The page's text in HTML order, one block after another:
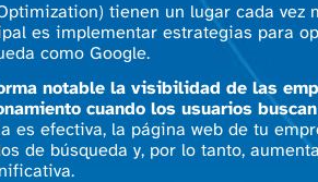
tienen un lugar cada vez
es implementar estrategias para
como Google.
notable la visibilidad de las
cuando los usuarios
es efectiva, la página web de tu
de búsqueda y, por lo tanto,